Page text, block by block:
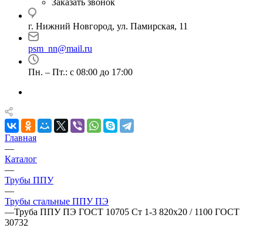
Заказать звонок
г. Нижний Новгород, ул. Памирская, 11
psm_nn@mail.ru
Пн. – Пт.: с 08:00 до 17:00
Главная
—
Каталог
—
Трубы ППУ
—
Трубы стальные ППУ ПЭ
—Труба ППУ ПЭ ГОСТ 10705 Ст 1-3 820x20 / 1100 ГОСТ
30732